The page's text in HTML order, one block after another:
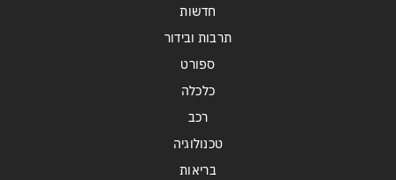
חדשות
תרבות ובידור
ספורט
כלכלה
רכב
טכנולוגיה
בריאות